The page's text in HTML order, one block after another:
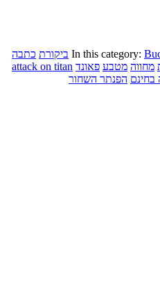
In this category: ביקורת כתבה
מחווה מטבע פאונד attack on titan
בחינם הפנתר השחור